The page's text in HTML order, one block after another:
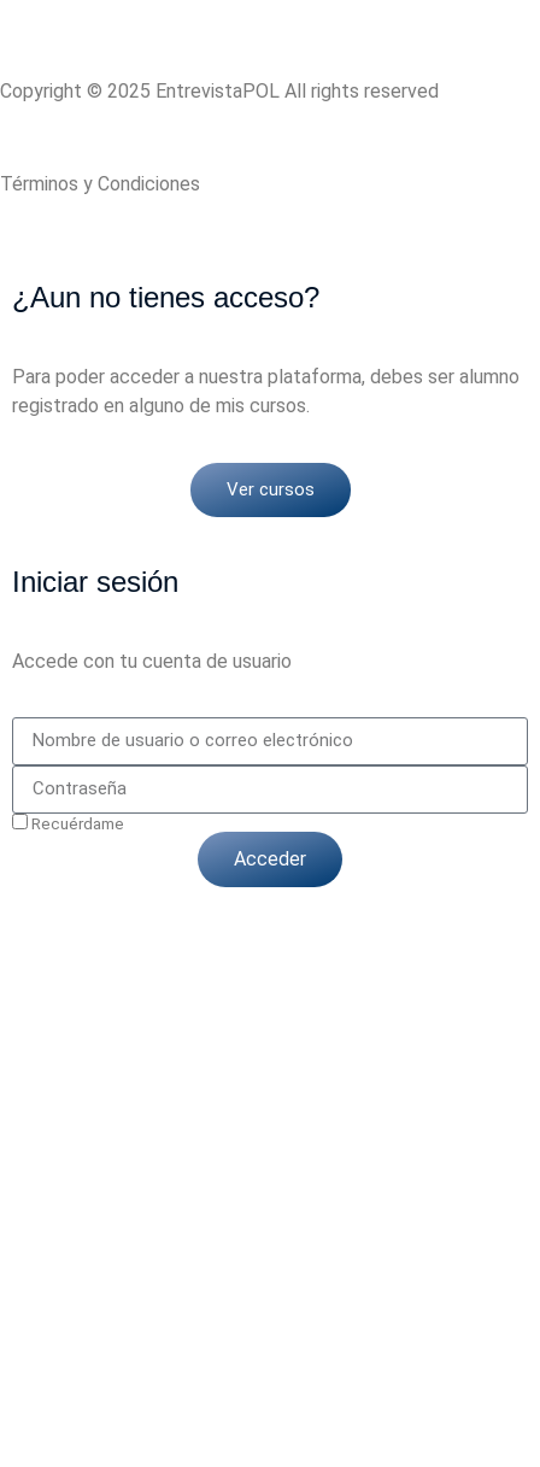
Copyright © 2025 EntrevistaPOL All rights reserved
Términos y Condiciones
¿Aun no tienes acceso?
Para poder acceder a nuestra plataforma, debes ser alumno
registrado en alguno de mis cursos.
Ver cursos
Iniciar sesión
Accede con tu cuenta de usuario
Recuérdame
Acceder